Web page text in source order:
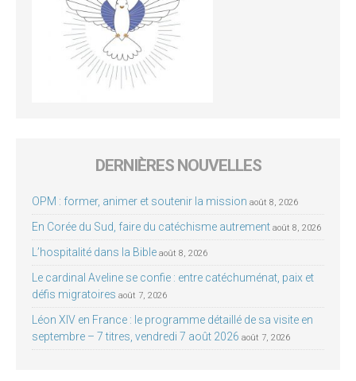
DERNIÈRES NOUVELLES
OPM : former, animer et soutenir la mission août 8, 2026
En Corée du Sud, faire du catéchisme autrement août 8, 2026
L’hospitalité dans la Bible août 8, 2026
Le cardinal Aveline se confie : entre catéchuménat, paix et
défis migratoires août 7, 2026
Léon XIV en France : le programme détaillé de sa visite en
septembre – 7 titres, vendredi 7 août 2026 août 7, 2026